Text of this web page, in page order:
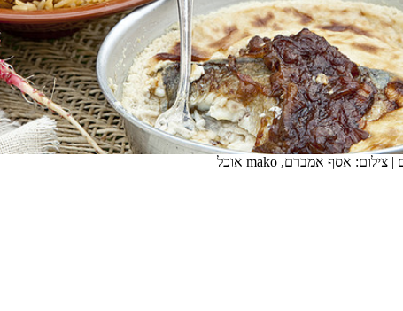
| צילום: אסף אמברם, mako אוכל